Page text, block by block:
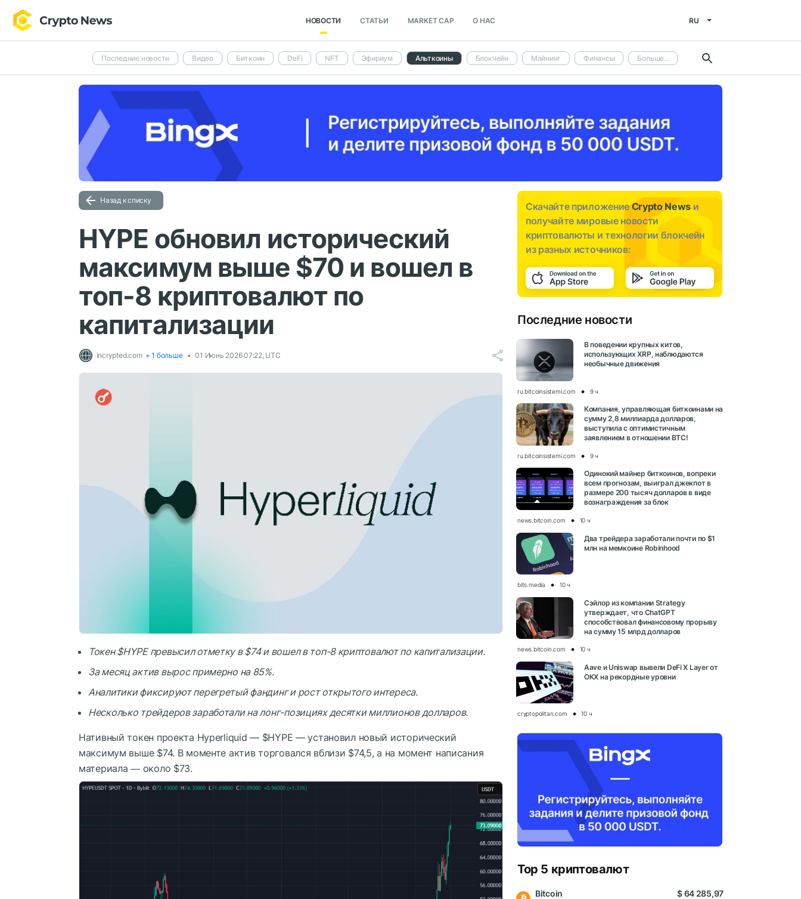
НОВОСТИ СТАТЬИ MARKET CAP О НАС RU
Последние новости Видео Биткоин DeFi NFT Эфириум Альткоины Блокчейн Майнинг Финансы Больше...
Назад к списку
HYPE обновил исторический
максимум выше $70 и вошел в
топ-8 криптовалют по
капитализации
incrypted.com + 1 больше 01 Июнь 2026 07:22, UTC
Токен$HYPEпревысил отметку в $74 и вошел в топ-8 криптовалют по капитализации.
За месяц актив вырос примерно на 85%.
Аналитики фиксируют перегретый фандинг и рост открытого интереса.
Несколько трейдеров заработали на лонг-позициях десятки миллионов долларов.
Нативный токен проекта Hyperliquid — $HYPE — установил новый исторический
максимум выше $74. В моменте актив торговался вблизи $74,5, а на момент написания
материала ― около $73.
Скачайте приложениеCrypto News и
получайте мировые новости
криптовалюты и технологии блокчейн
из разных источников:
Последние новости
В поведении крупных китов,
использующих XRP, наблюдаются
необычные движения
ru.bitcoinsistemi.com 9 ч
Компания, управляющая биткоинами на
сумму 2,8 миллиарда долларов,
выступила с оптимистичным
заявлением в отношении BTC!
ru.bitcoinsistemi.com 9 ч
Одинокий майнер биткоинов, вопреки
всем прогнозам, выиграл джекпот в
размере 200 тысяч долларов в виде
вознаграждения за блок
news.bitcoin.com 10 ч
Два трейдера заработали почти по $1
млн на мемкоине Robinhood
bits.media 10 ч
Сэйлор из компании Strategy
утверждает, что ChatGPT
способствовал финансовому прорыву
на сумму 15 млрд долларов
news.bitcoin.com 10 ч
Aave и Uniswap вывели DeFi X Layer от
OKX на рекордные уровни
cryptopolitan.com 10 ч
Top 5 криптовалют
Bitcoin $ 64 285,97